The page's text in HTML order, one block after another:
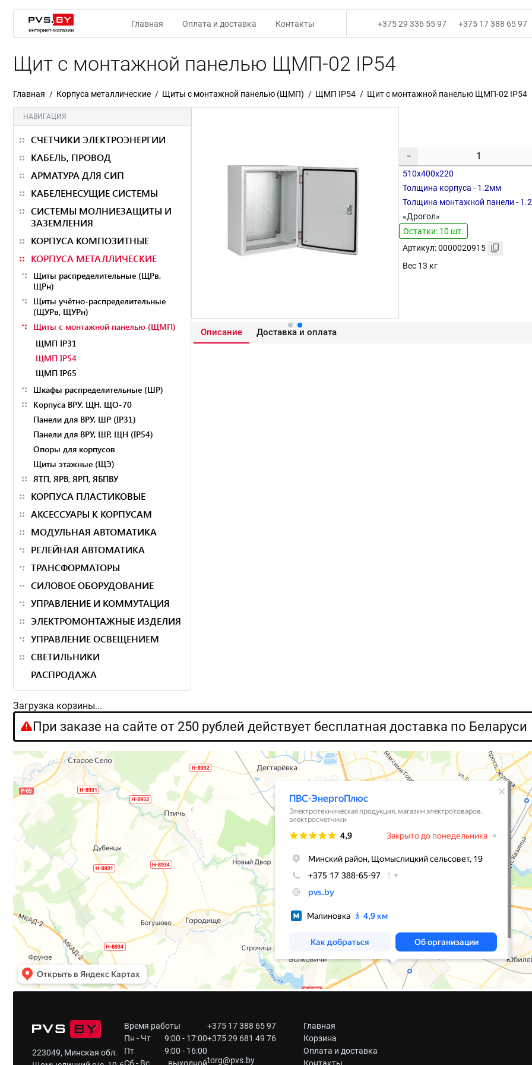
Главная Оплата и доставка Контакты +375 29 336 55 97 +375 17 388 65 97
Щит с монтажной панелью ЩМП-02 IP54
Главная Корпуса металлические Щиты с монтажной панелью (ЩМП) ЩМП IP54 Щит с монтажной панелью ЩМП-02 IP54
НАВИГАЦИЯ
СЧЕТЧИКИ ЭЛЕКТРОЭНЕРГИИ
КАБЕЛЬ, ПРОВОД
АРМАТУРА ДЛЯ СИП
КАБЕЛЕНЕСУЩИЕ СИСТЕМЫ
СИСТЕМЫ МОЛНИЕЗАЩИТЫ И
ЗАЗЕМЛЕНИЯ
КОРПУСА КОМПОЗИТНЫЕ
КОРПУСА МЕТАЛЛИЧЕСКИЕ
Щиты распределительные (ЩРв,
ЩРн)
Щиты учётно-распределительные
(ЩУРв, ЩУРн)
Щиты с монтажной панелью (ЩМП)
ЩМП IP31
ЩМП IP54
ЩМП IP65
Шкафы распределительные (ШР)
Корпуса ВРУ, ЩН, ЩО-70
Панели для ВРУ, ШР (IP31)
Панели для ВРУ, ШР, ЩН (IP54)
Опоры для корпусов
Щиты этажные (ЩЭ)
ЯТП, ЯРВ, ЯРП, ЯБПВУ
КОРПУСА ПЛАСТИКОВЫЕ
АКСЕССУАРЫ К КОРПУСАМ
МОДУЛЬНАЯ АВТОМАТИКА
РЕЛЕЙНАЯ АВТОМАТИКА
ТРАНСФОРМАТОРЫ
СИЛОВОЕ ОБОРУДОВАНИЕ
УПРАВЛЕНИЕ И КОММУТАЦИЯ
ЭЛЕКТРОМОНТАЖНЫЕ ИЗДЕЛИЯ
УПРАВЛЕНИЕ ОСВЕЩЕНИЕМ
СВЕТИЛЬНИКИ
РАСПРОДАЖА
−
510х400х220
Толщина корпуса - 1.2мм
Толщина монтажной панели -
«Дрогол»
Остатки: 10 шт.
Артикул: 0000020915
Вес 13 кг
Описание Доставка и оплата
Загрузка корзины...
При заказе на сайте от 250 рублей действует бесплатная доставка по Беларуси
223049, Минская обл.
Время работы
Пн - Чт
9:00 - 17:00
Пт
9:00 - 16:00
Сб - Вс
выходной
+375 17 388 65 97
+375 29 681 49 76
torg@pvs.by
Главная
Корзина
Оплата и доставка
Контакты